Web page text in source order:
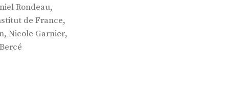
Rondeau,
de France,
, Nicole Garnier,